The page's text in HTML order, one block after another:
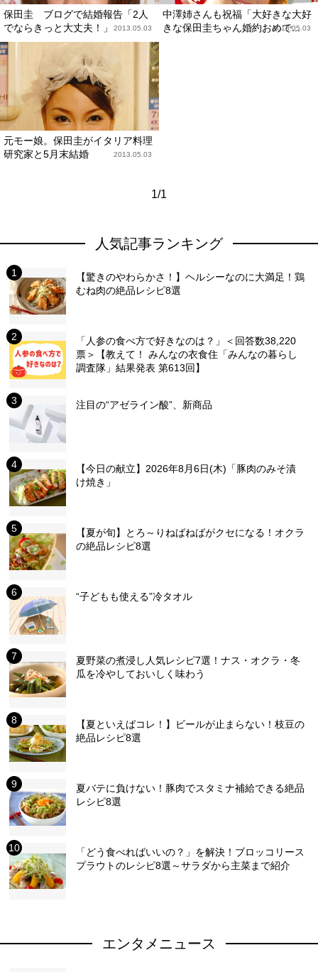
保田圭 ブログで結婚報告「2人
でならきっと大丈夫！」
2013.05.03
中澤姉さんも祝福「大好きな大好
きな保田圭ちゃん婚約おめで...
2013.05.03
元モー娘。保田圭がイタリア料理
研究家と5月末結婚
2013.05.03
1/1
人気記事ランキング
【驚きのやわらかさ！】ヘルシーなのに大満足！鶏
むね肉の絶品レシピ8選
「人参の食べ方で好きなのは？」＜回答数38,220
票＞【教えて！ みんなの衣食住「みんなの暮らし
調査隊」結果発表 第613回】
注目の“アゼライン酸”、新商品
【今日の献立】2026年8月6日(木)「豚肉のみそ漬
け焼き」
【夏が旬】とろ～りねばねばがクセになる！オクラ
の絶品レシピ8選
“子どもも使える”冷タオル
夏野菜の煮浸し人気レシピ7選！ナス・オクラ・冬
瓜を冷やしておいしく味わう
【夏といえばコレ！】ビールが止まらない！枝豆の
絶品レシピ8選
夏バテに負けない！豚肉でスタミナ補給できる絶品
レシピ8選
「どう食べればいいの？」を解決！ブロッコリース
プラウトのレシピ8選～サラダから主菜まで紹介
エンタメニュース